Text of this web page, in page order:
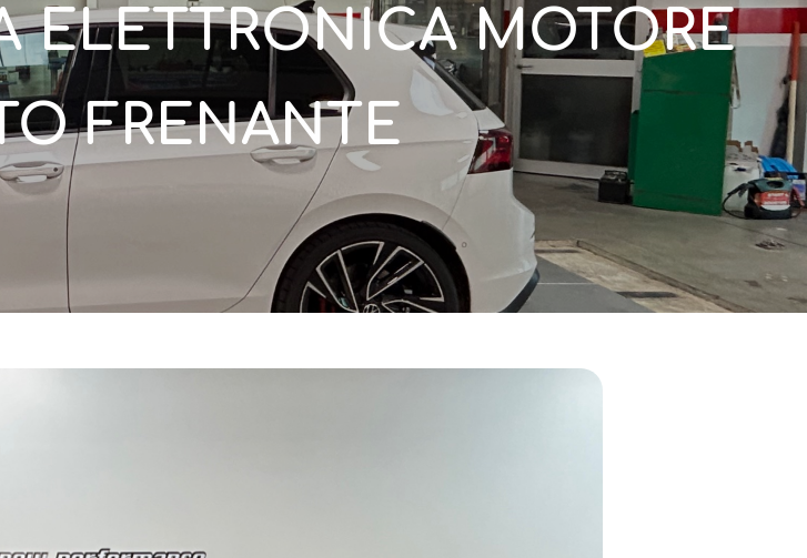
ELETTRONICA MOTORE
FRENANTE